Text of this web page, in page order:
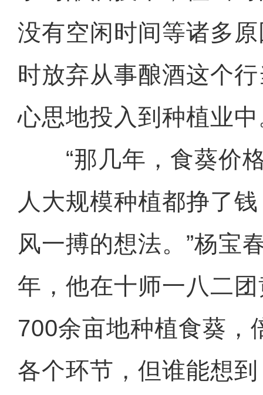
没有空闲时间等诸多
时放弃从事酿酒这个
心思地投入到种植业
“那几年，食葵价格
人大规模种植都挣了
风一搏的想法。”杨宝
年，他在十师一八二
700余亩地种植食葵，
各个环节，但谁能想